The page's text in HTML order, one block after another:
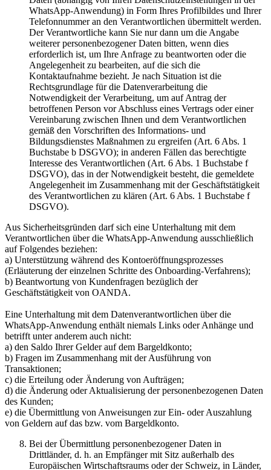
WhatsApp-Anwendung) in Form Ihres Profilbildes und Ihrer
Telefonnummer an den Verantwortlichen übermittelt werden.
Der Verantwortliche kann Sie nur dann um die Angabe
weiterer personenbezogener Daten bitten, wenn dies
erforderlich ist, um Ihre Anfrage zu beantworten oder die
Angelegenheit zu bearbeiten, auf die sich die
Kontaktaufnahme bezieht. Je nach Situation ist die
Rechtsgrundlage für die Datenverarbeitung die
Notwendigkeit der Verarbeitung, um auf Antrag der
betroffenen Person vor Abschluss eines Vertrags oder einer
Vereinbarung zwischen Ihnen und dem Verantwortlichen
gemäß den Vorschriften des Informations- und
Bildungsdienstes Maßnahmen zu ergreifen (Art. 6 Abs. 1
Buchstabe b DSGVO); in anderen Fällen das berechtigte
Interesse des Verantwortlichen (Art. 6 Abs. 1 Buchstabe f
DSGVO), das in der Notwendigkeit besteht, die gemeldete
Angelegenheit im Zusammenhang mit der Geschäftstätigkeit
des Verantwortlichen zu klären (Art. 6 Abs. 1 Buchstabe f
DSGVO).
Aus Sicherheitsgründen darf sich eine Unterhaltung mit dem
Verantwortlichen über die WhatsApp-Anwendung ausschließlich
auf Folgendes beziehen:
a) Unterstützung während des Kontoeröffnungsprozesses
(Erläuterung der einzelnen Schritte des Onboarding-Verfahrens);
b) Beantwortung von Kundenfragen bezüglich der
Geschäftstätigkeit von OANDA.
Eine Unterhaltung mit dem Datenverantwortlichen über die
WhatsApp-Anwendung enthält niemals Links oder Anhänge und
betrifft unter anderem auch nicht:
a) den Saldo Ihrer Gelder auf dem Bargeldkonto;
b) Fragen im Zusammenhang mit der Ausführung von
Transaktionen;
c) die Erteilung oder Änderung von Aufträgen;
d) die Änderung oder Aktualisierung der personenbezogenen Daten
des Kunden;
e) die Übermittlung von Anweisungen zur Ein- oder Auszahlung
von Geldern auf das bzw. vom Bargeldkonto.
Bei der Übermittlung personenbezogener Daten in
Drittländer, d. h. an Empfänger mit Sitz außerhalb des
Europäischen Wirtschaftsraums oder der Schweiz, in Länder,